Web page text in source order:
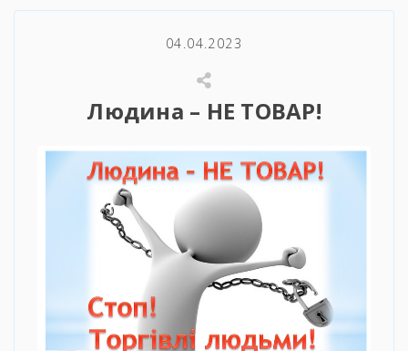
04.04.2023
Людина – НЕ ТОВАР!